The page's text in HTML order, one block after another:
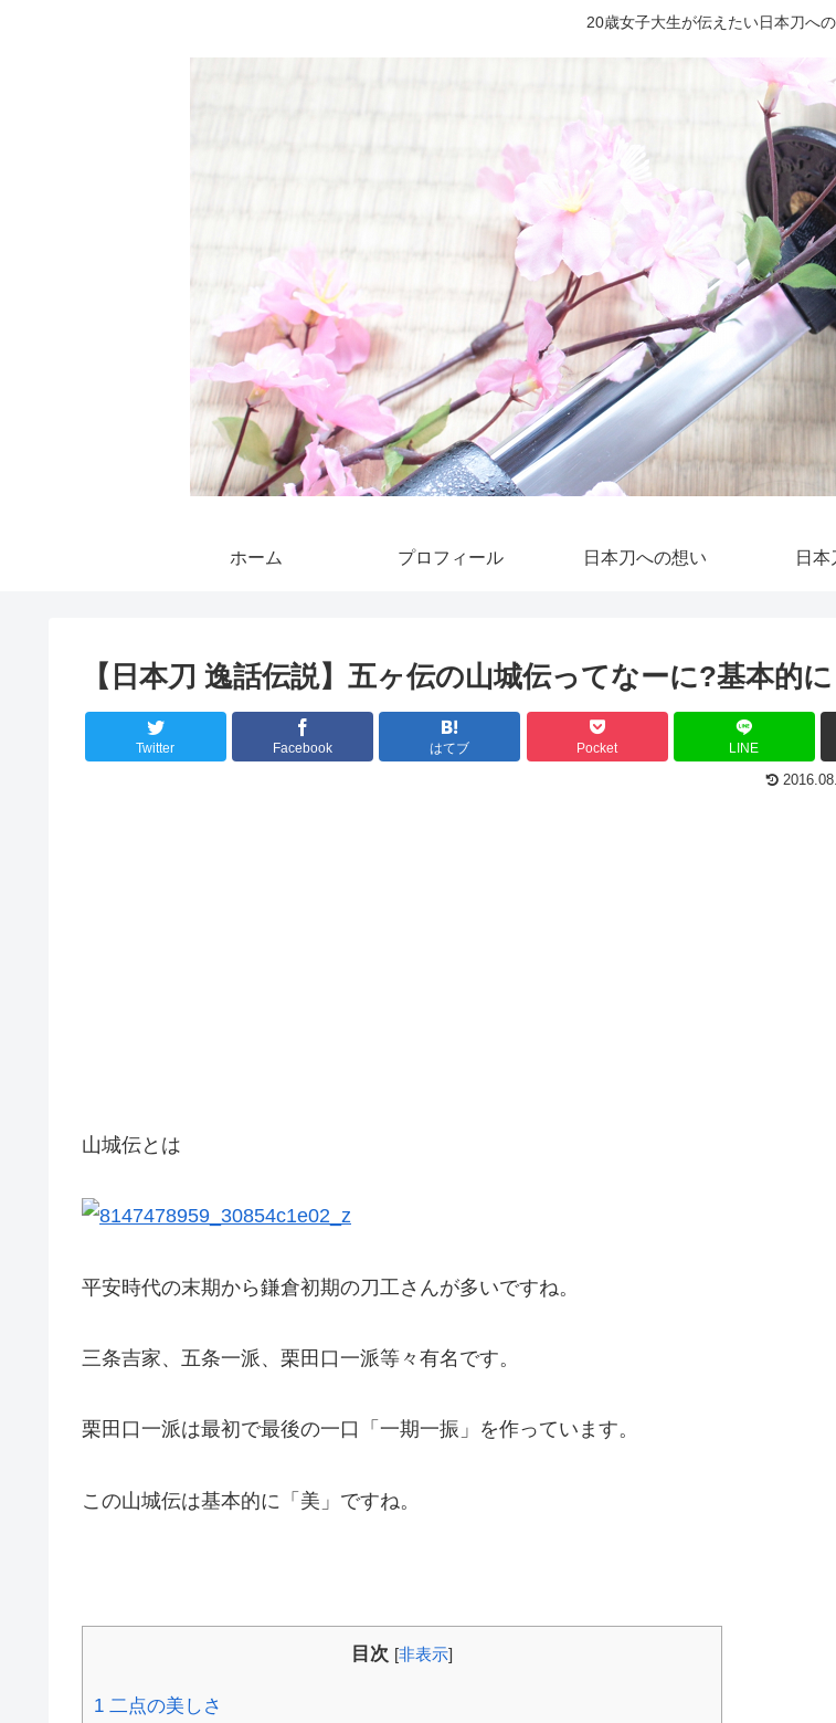
20歳女子大生が伝えたい日本刀へ
ホーム プロフィール 日本刀への想い 日本
【日本刀 逸話伝説】五ヶ伝の山城伝ってなーに?基本的
Twitter Facebook はてブ Pocket LINE
山城伝とは
平安時代の末期から鎌倉初期の刀工さんが多いですね。
三条吉家、五条一派、栗田口一派等々有名です。
栗田口一派は最初で最後の一口「一期一振」を作っています。
この山城伝は基本的に「美」ですね。
目次 [非表示]
1 二点の美しさ